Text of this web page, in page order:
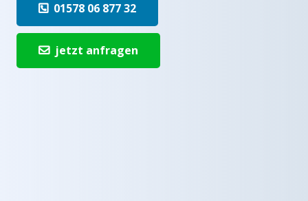
01578 06 877 32
jetzt anfragen